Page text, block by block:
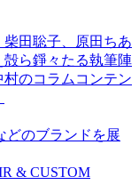
柴田聡子、原田ちあ
ら錚々たる執筆陣
のコラムコンテン
どのブランドを展
& CUSTOM